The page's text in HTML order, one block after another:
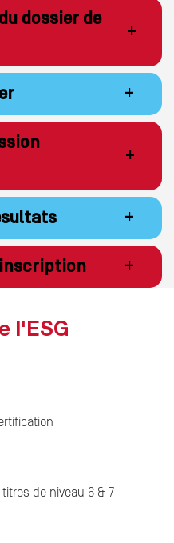
dossier de
+
+
+
+
+
l'ESG
de niveau 6 & 7